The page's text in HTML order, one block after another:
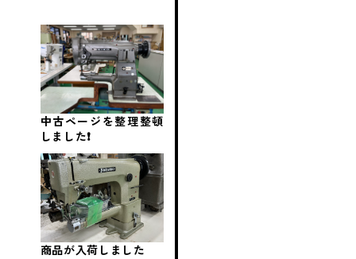
中古ページを整理整頓
しました❗️
商品が入荷しました